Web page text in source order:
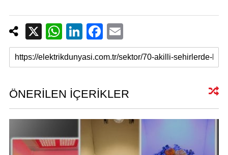
X
W
h
at
A
p
Li
n
k
dI
n
F
a
c
b
o
o
k
m
ail
ÖNERİLEN İÇERİKLER